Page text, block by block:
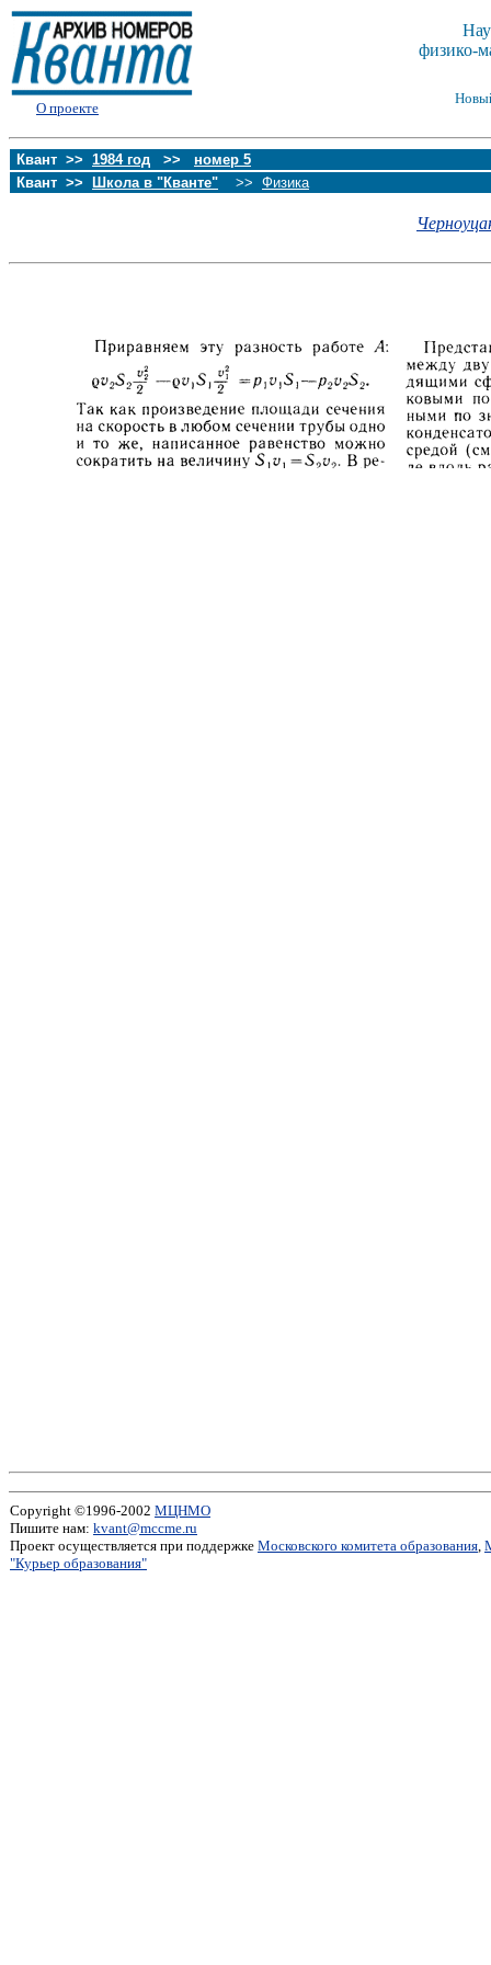
О проекте
физико-
Квант >> 1984 год >> номер 5
Квант >>
Школа в "Кванте" >> Физика
Copyright ©1996-2002 МЦНМО
Пишите нам: kvant@mccme.ru
Проект осуществляется при поддержке Московского комитета образования,
"Курьер образования"